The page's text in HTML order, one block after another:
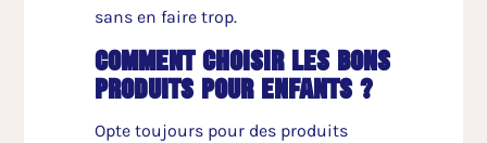
sans en faire trop.
comment choisir les bons
produits pour enfants ?
Opte toujours pour des produits